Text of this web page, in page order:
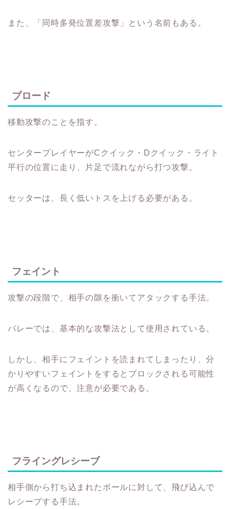
また、「同時多発位置差攻撃」という名前もある。
ブロード
移動攻撃のことを指す。
センタープレイヤーがCクイック・Dクイック・ライト
平行の位置に走り、片足で流れながら打つ攻撃。
セッターは、長く低いトスを上げる必要がある。
フェイント
攻撃の段階で、相手の隙を衝いてアタックする手法。
バレーでは、基本的な攻撃法として使用されている。
しかし、相手にフェイントを読まれてしまったり、分
かりやすいフェイントをするとブロックされる可能性
が高くなるので、注意が必要である。
フライングレシーブ
相手側から打ち込まれたボールに対して、飛び込んで
レシーブする手法。